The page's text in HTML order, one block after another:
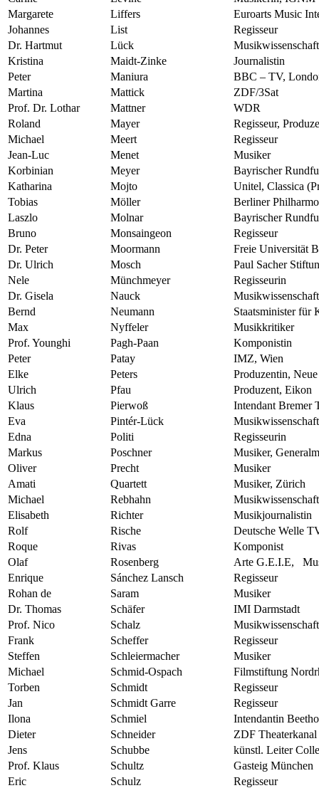
Margarete
Liffers
Euroarts Music
Johannes
List
Regisseur
Dr. Hartmut
Lück
Kristina
Maidt-Zinke
Journalistin
Peter
Maniura
BBC – TV,
Martina
Mattick
ZDF/3Sat
Prof. Dr. Lothar
Mattner
WDR
Roland
Mayer
Regisseur,
Michael
Meert
Regisseur
Jean-Luc
Menet
Musiker
Korbinian
Meyer
Bayrischer
Katharina
Mojto
Unitel, Classica
Tobias
Möller
Berliner
Laszlo
Molnar
Bayrischer
Bruno
Monsaingeon
Regisseur
Dr. Peter
Moormann
Freie Universität
Dr. Ulrich
Mosch
Paul Sacher
Nele
Münchmeyer
Regisseurin
Dr. Gisela
Nauck
Bernd
Neumann
Staatsminister für
Max
Nyffeler
Musikkritiker
Prof. Younghi
Pagh-Paan
Komponistin
Peter
Patay
IMZ, Wien
Elke
Peters
Produzentin,
Ulrich
Pfau
Produzent, Eikon
Klaus
Pierwoß
Intendant Bremer
Eva
Pintér-Lück
Edna
Politi
Regisseurin
Markus
Poschner
Musiker,
Oliver
Precht
Musiker
Amati
Quartett
Musiker, Zürich
Michael
Rebhahn
Elisabeth
Richter
Musikjournalistin
Rolf
Rische
Deutsche Welle
Roque
Rivas
Komponist
Olaf
Rosenberg
Arte G.E.I.E,
Enrique
Sánchez Lansch
Regisseur
Rohan de
Saram
Musiker
Dr. Thomas
Schäfer
IMI Darmstadt
Prof. Nico
Schalz
Frank
Scheffer
Regisseur
Steffen
Schleiermacher
Musiker
Michael
Schmid-Ospach
Filmstiftung
Torben
Schmidt
Regisseur
Jan
Schmidt Garre
Regisseur
Ilona
Schmiel
Intendantin
Dieter
Schneider
ZDF Theaterkanal
Jens
Schubbe
künstl. Leiter
Prof. Klaus
Schultz
Gasteig München
Eric
Schulz
Regisseur